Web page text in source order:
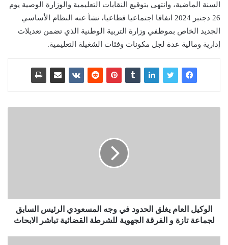
السنة الماضية، وانتهى بتوقيع النقابات التعليمية والوزارة الوصية يوم
26 دجنبر 2024 اتفاقا اجتماعيا قطاعيا، نشأ عنه النظام الأساسي
الجديد الخاص بموظفي وزارة التربية الوطنية الذي تضمن تعديلات
إدارية ومالية عدة لجل مكونات وفئات الشغيلة التعليمية.
الوكيل العام يغلق الحدود في وجه المسعودي الرئيس السابق
لجماعة تازة و الفرقة الجهوية للشرطة القضائية تباشر الابحاث